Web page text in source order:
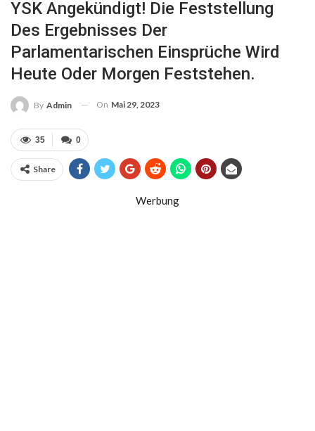
YSK Angekündigt! Die Feststellung
Des Ergebnisses Der
Parlamentarischen Einsprüche Wird
Heute Oder Morgen Feststehen.
By Admin On Mai 29, 2023
0
35
Share
Werbung